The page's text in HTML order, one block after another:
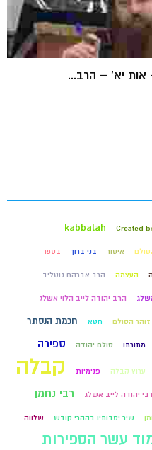
יא' – הרב...
Created
kabbalah
איסור בני ברוך בספר
העצמה הרב אברהם גוטליב
הרב יהודה לייב הלוי אשלג
זוהר הסולם חטא חכמת הנסתר
מתורתו סולם יהודה ספירה
ערוץ קבלה פנימיות קבלה
רבי יהודה לייב אשלג רבי נחמן
שיר יסדותיו בההרי קודש שלווה
עשר הספירות